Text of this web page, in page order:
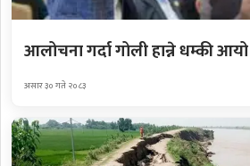
आलोचना गर्दा गोली हान्ने धम्की आयो
असार ३० गते २०८३